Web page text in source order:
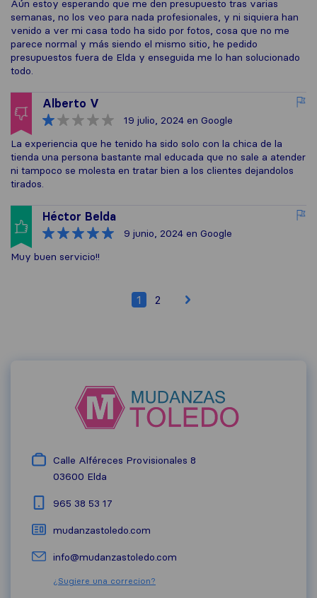
Aún estoy esperando que me den presupuesto tras varias
semanas, no los veo para nada profesionales, y ni siquiera han
venido a ver mi casa todo ha sido por fotos, cosa que no me
parece normal y más siendo el mismo sitio, he pedido
presupuestos fuera de Elda y enseguida me lo han solucionado
todo.
Alberto V
19 julio, 2024 en Google
La experiencia que he tenido ha sido solo con la chica de la
tienda una persona bastante mal educada que no sale a atender
ni tampoco se molesta en tratar bien a los clientes dejandolos
tirados.
Héctor Belda
9 junio, 2024 en Google
Muy buen servicio!!
1 2
Calle Alféreces Provisionales 8
03600 Elda
965 38 53 17
mudanzastoledo.com
info@mudanzastoledo.com
¿Sugiere una correcion?